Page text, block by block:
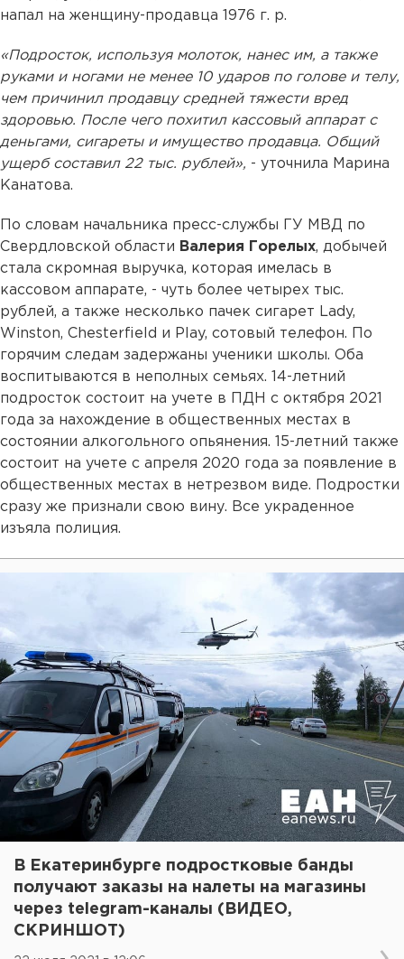
напал на женщину-продавца 1976 г. р.
«Подросток, используя молоток, нанес им, а также
руками и ногами не менее 10 ударов по голове и телу,
чем причинил продавцу средней тяжести вред
здоровью. После чего похитил кассовый аппарат с
деньгами, сигареты и имущество продавца. Общий
ущерб составил 22 тыс. рублей», - уточнила Марина
Канатова.
По словам начальника пресс-службы ГУ МВД по
Свердловской области Валерия Горелых, добычей
стала скромная выручка, которая имелась в
кассовом аппарате, - чуть более четырех тыс.
рублей, а также несколько пачек сигарет Lady,
Winston, Chesterfield и Play, сотовый телефон. По
горячим следам задержаны ученики школы. Оба
воспитываются в неполных семьях. 14-летний
подросток состоит на учете в ПДН с октября 2021
года за нахождение в общественных местах в
состоянии алкогольного опьянения. 15-летний также
состоит на учете с апреля 2020 года за появление в
общественных местах в нетрезвом виде. Подростки
сразу же признали свою вину. Все украденное
изъяла полиция.
В Екатеринбурге подростковые банды
получают заказы на налеты на магазины
через telegram-каналы (ВИДЕО,
СКРИНШОТ)